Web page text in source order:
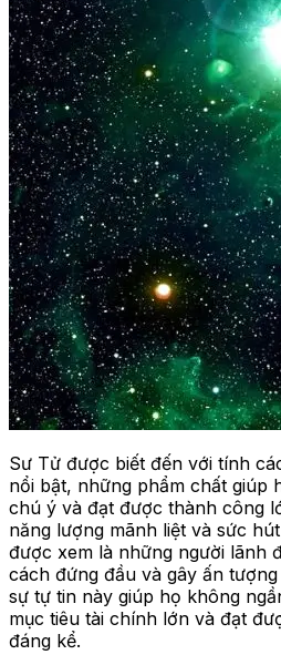
Sư Tử được biết đến với tính
nổi bật, những phẩm chất giúp
chú ý và đạt được thành công
năng lượng mãnh liệt và sức
được xem là những người lãnh
cách đứng đầu và gây ấn
sự tự tin này giúp họ không
mục tiêu tài chính lớn và đạt
đáng kể.